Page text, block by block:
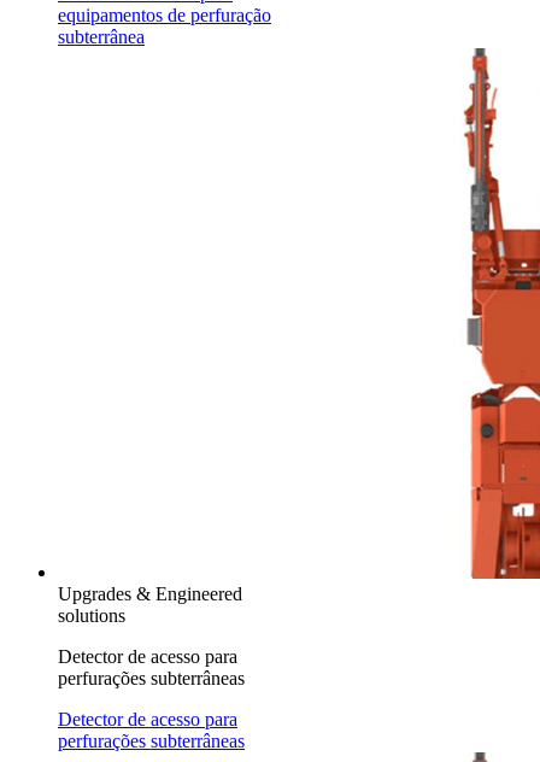
equipamentos de perfuração
subterrânea
Upgrades & Engineered
solutions
Detector de acesso para
perfurações subterrâneas
Detector de acesso para
perfurações subterrâneas